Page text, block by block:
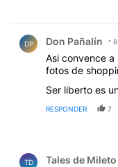
DP Don Pañalín
Asi convence
fotos de
Ser liberto es
RESPONDER 7
TD Tales de Mileto